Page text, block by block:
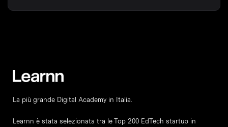
La più grande Digital Academy in Italia.
Learnn è stata selezionata tra le Top 200 EdTech startup in